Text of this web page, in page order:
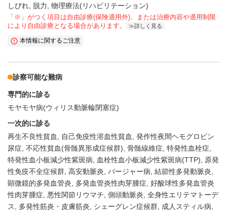
しびれ, 脱力, 物理療法(リハビリテーション)
「※」がつく項目は自由診療(保険適用外)、または治療内容や適用制限
により自由診療となる場合があります。
詳しく見る
本情報に関するご注意
診察可能な難病
専門的に診る
モヤモヤ病(ウィリス動脈輪閉塞症)
一次的に診る
再生不良性貧血
自己免疫性溶血性貧血
発作性夜間ヘモグロビン
尿症 不応性貧血(骨髄異形成症候群) 骨髄線維症 特発性血栓症
特発性血小板減少性紫斑病
血栓性血小板減少性紫斑病(TTP)
原発
性免疫不全症候群 高安動脈炎 バージャー病 結節性多発動脈炎
顕微鏡的多発血管炎
多発血管炎性肉芽腫症 好酸球性多発血管炎
性肉芽腫症
悪性関節リウマチ 側頭動脈炎 全身性エリテマトーデ
ス
多発性筋炎・皮膚筋炎 シェーグレン症候群 成人スティル病